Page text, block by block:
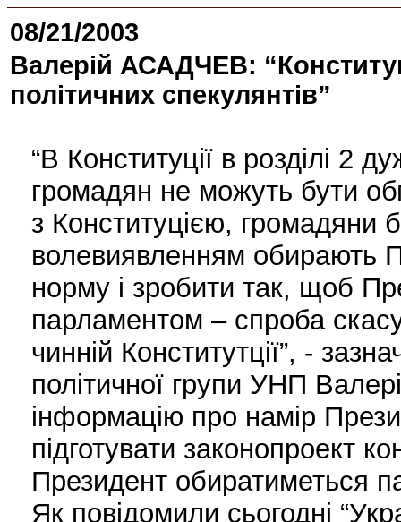
08/21/2003
Валерій АСАДЧЕВ:
політичних спекулянтів”
“В Конституції в розділі 2
громадян не можуть бути
з Конституцією, громадяни
волевиявленням обирають
норму і зробити так, щоб
парламентом – спроба
чинній Конститутції”, -
політичної групи УНП
інформацію про намір
підготувати законопроект
Президент обиратиметься
Як повідомили сьогодні